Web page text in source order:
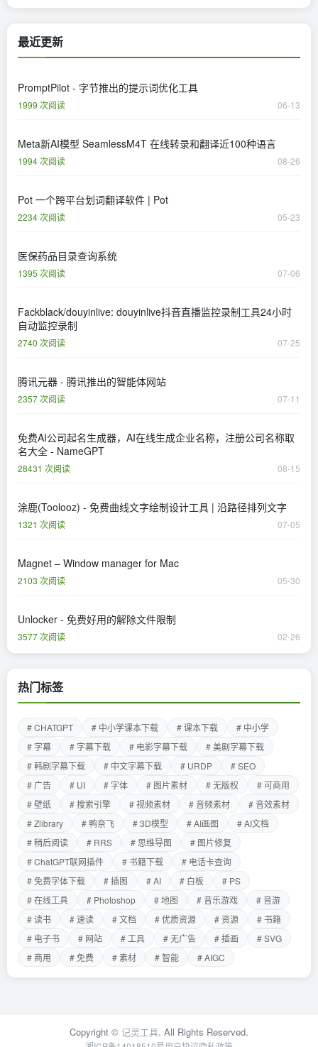
最近更新
PromptPilot - 字节推出的提示词优化工具
1999 次阅读 06-13
Meta新AI模型 SeamlessM4T 在线转录和翻译近100种语言
1994 次阅读 08-26
Pot 一个跨平台划词翻译软件 | Pot
2234 次阅读 05-23
医保药品目录查询系统
1395 次阅读 07-06
Fackblack/douyinlive: douyinlive抖音直播监控录制工具24小时
自动监控录制
2740 次阅读 07-25
腾讯元器 - 腾讯推出的智能体网站
2357 次阅读 07-11
免费AI公司起名生成器，AI在线生成企业名称，注册公司名称取
名大全 - NameGPT
28431 次阅读 08-15
涂鹿(Toolooz) - 免费曲线文字绘制设计工具 | 沿路径排列文字
1321 次阅读 07-05
Magnet – Window manager for Mac
2103 次阅读 05-30
Unlocker - 免费好用的解除文件限制
3577 次阅读 02-26
热门标签
# CHATGPT # 中小学课本下载 # 课本下载
# 中小学
# 字幕
# 字幕下载 # 电影字幕下载
# 美剧字幕下载
# 韩剧字幕下载
# 中文字幕下载 # URDP
# SEO
# 广告
# UI # 字体 # 图片素材 # 无版权
# 可商用
# 壁纸
# 搜索引擎 # 视频素材 # 音频素材
# 音效素材
# Zlibrary
# 鸭奈飞 # 3D模型 # AI画图
# AI文档
# 稍后阅读
# RRS # 思维导图
# 图片修复
# ChatGPT联网插件
# 书籍下载
# 电话卡查询
# 免费字体下载
# 插图 # AI # 白板
# PS
# 在线工具
# Photoshop # 地图 # 音乐游戏
# 音游
# 读书
# 速读 # 文档 # 优质资源 # 资源
# 书籍
# 电子书
# 网站 # 工具 # 无广告 # 插画
# SVG
# 商用
# 免费 # 素材 # 智能 # AIGC
Copyright © 记灵工具. All Rights Reserved.